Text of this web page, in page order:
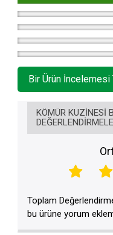
Bir Ürün İncelemesi
KÖMÜR KUZINESI
Toplam
bu ürüne yorum